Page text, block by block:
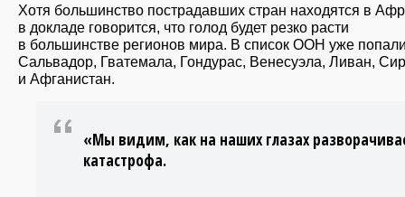
Хотя большинство пострадавших стран находятся в
в докладе говорится, что голод будет резко расти
в большинстве регионов мира. В список ООН уже
Сальвадор, Гватемала, Гондурас, Венесуэла, Ливан,
и Афганистан.
«Мы видим, как на наших глазах
катастрофа.